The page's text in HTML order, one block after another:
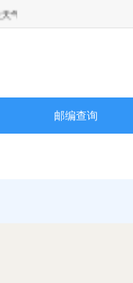
报查询
邮编查询